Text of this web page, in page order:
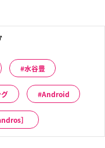
水谷豊
Android
］